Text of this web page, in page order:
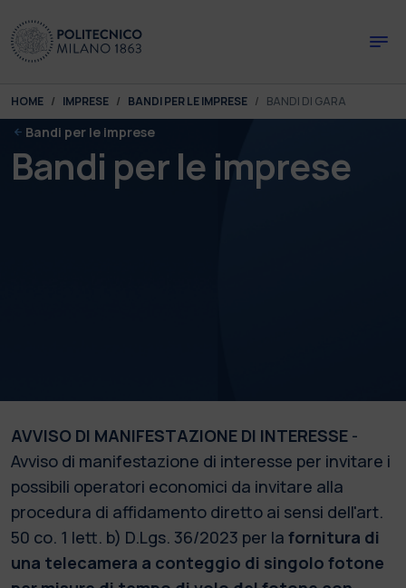
You are here:
HOME IMPRESE BANDI PER LE IMPRESE BANDI DI GARA
Bandi per le imprese
Bandi per le imprese
AVVISO DI MANIFESTAZIONE DI INTERESSE -
Avviso di manifestazione di interesse per invitare i
possibili operatori economici da invitare alla
procedura di affidamento diretto ai sensi dell'art.
50 co. 1 lett. b) D.Lgs. 36/2023 per la fornitura di
una telecamera a conteggio di singolo fotone